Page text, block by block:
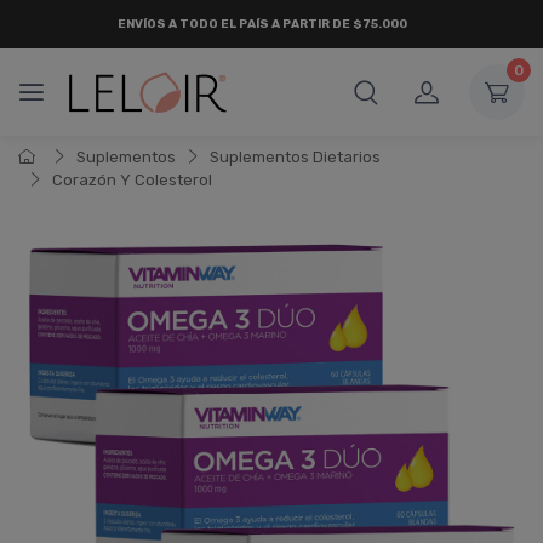
ENVÍOS A TODO EL PAÍS A PARTIR DE $75.000
0
Suplementos
Suplementos Dietarios
Corazón Y Colesterol